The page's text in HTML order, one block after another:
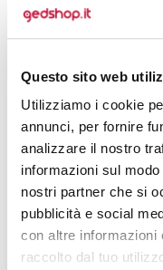
Questo sito web
Utilizziamo i cookie
annunci, per fornire
analizzare il nostro
informazioni sul
nostri partner che si
pubblicità e social
con altre informazioni
raccolto dal tuo
Domande e
Prodotti